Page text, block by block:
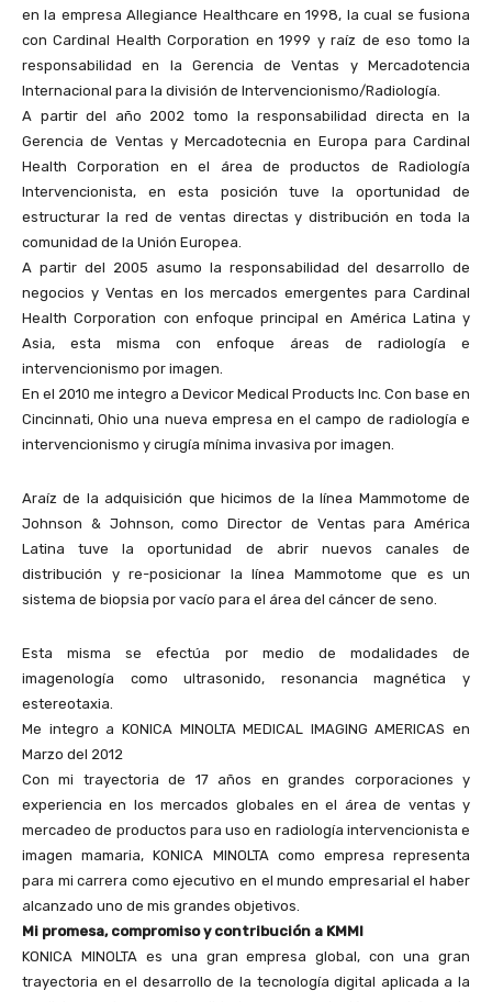
en la empresa Allegiance Healthcare en 1998, la cual se fusiona
con Cardinal Health Corporation en 1999 y raíz de eso tomo la
responsabilidad en la Gerencia de Ventas y Mercadotencia
Internacional para la división de Intervencionismo/Radiología.
A partir del año 2002 tomo la responsabilidad directa en la
Gerencia de Ventas y Mercadotecnia en Europa para Cardinal
Health Corporation en el área de productos de Radiología
Intervencionista, en esta posición tuve la oportunidad de
estructurar la red de ventas directas y distribución en toda la
comunidad de la Unión Europea.
A partir del 2005 asumo la responsabilidad del desarrollo de
negocios y Ventas en los mercados emergentes para Cardinal
Health Corporation con enfoque principal en América Latina y
Asia, esta misma con enfoque áreas de radiología e
intervencionismo por imagen.
En el 2010 me integro a Devicor Medical Products Inc. Con base en
Cincinnati, Ohio una nueva empresa en el campo de radiología e
intervencionismo y cirugía mínima invasiva por imagen.
Araíz de la adquisición que hicimos de la línea Mammotome de
Johnson & Johnson, como Director de Ventas para América
Latina tuve la oportunidad de abrir nuevos canales de
distribución y re-posicionar la línea Mammotome que es un
sistema de biopsia por vacío para el área del cáncer de seno.
Esta misma se efectúa por medio de modalidades de
imagenología como ultrasonido, resonancia magnética y
estereotaxia.
Me integro a KONICA MINOLTA MEDICAL IMAGING AMERICAS en
Marzo del 2012
Con mi trayectoria de 17 años en grandes corporaciones y
experiencia en los mercados globales en el área de ventas y
mercadeo de productos para uso en radiología intervencionista e
imagen mamaria, KONICA MINOLTA como empresa representa
para mi carrera como ejecutivo en el mundo empresarial el haber
alcanzado uno de mis grandes objetivos.
Mi promesa, compromiso y contribución a KMMI
KONICA MINOLTA es una gran empresa global, con una gran
trayectoria en el desarrollo de la tecnología digital aplicada a la